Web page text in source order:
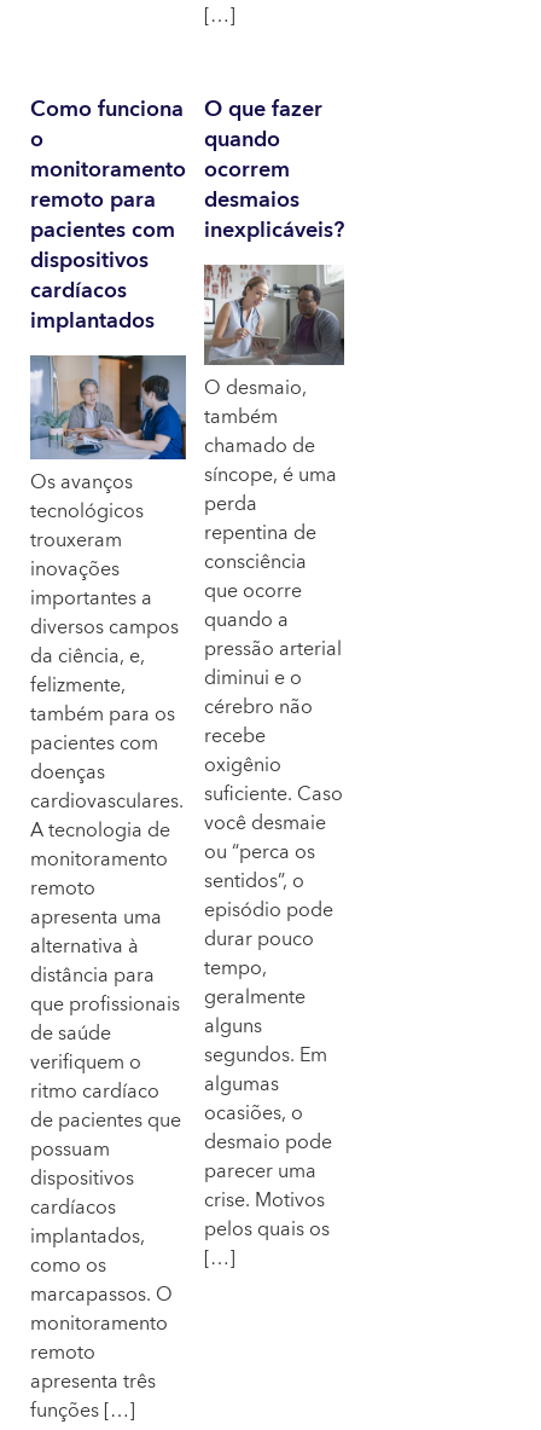
[…]
Como funciona
o
monitoramento
remoto para
pacientes com
dispositivos
cardíacos
implantados
Os avanços
tecnológicos
trouxeram
inovações
importantes a
diversos campos
da ciência, e,
felizmente,
também para os
pacientes com
doenças
cardiovasculares.
A tecnologia de
monitoramento
remoto
apresenta uma
alternativa à
distância para
que profissionais
de saúde
verifiquem o
ritmo cardíaco
de pacientes que
possuam
dispositivos
cardíacos
implantados,
como os
marcapassos. O
monitoramento
remoto
apresenta três
funções […]
O que fazer
quando
ocorrem
desmaios
inexplicáveis?
O desmaio,
também
chamado de
síncope, é uma
perda
repentina de
consciência
que ocorre
quando a
pressão arterial
diminui e o
cérebro não
recebe
oxigênio
suficiente. Caso
você desmaie
ou “perca os
sentidos”, o
episódio pode
durar pouco
tempo,
geralmente
alguns
segundos. Em
algumas
ocasiões, o
desmaio pode
parecer uma
crise. Motivos
pelos quais os
[…]